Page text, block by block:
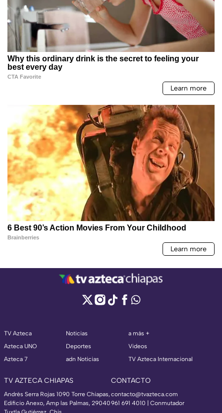
TV Azteca
Azteca UNO
Azteca 7
Noticias
Deportes
adn Noticias
a más +
Videos
TV Azteca Internacional
TV AZTECA CHIAPAS
Andrés Serra Rojas 1090 Torre Chiapas,
Edificio Anexo, Amp las Palmas, 29040
CONTACTO
contacto@tvazteca.com
961 691 4010 | Conmutador